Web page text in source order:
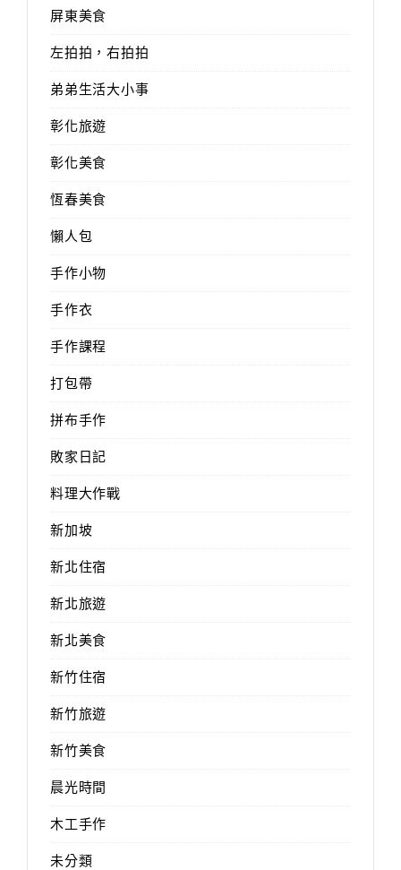
屏東美食
左拍拍，右拍拍
弟弟生活大小事
彰化旅遊
彰化美食
恆春美食
懶人包
手作小物
手作衣
手作課程
打包帶
拼布手作
敗家日記
料理大作戰
新加坡
新北住宿
新北旅遊
新北美食
新竹住宿
新竹旅遊
新竹美食
晨光時間
木工手作
未分類